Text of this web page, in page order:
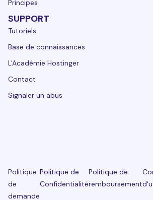
Principes
SUPPORT
Tutoriels
Base de connaissances
L'Académie Hostinger
Contact
Signaler un abus
Politique
de
demande
Politique de
Confidentialité
Politique de
remboursement